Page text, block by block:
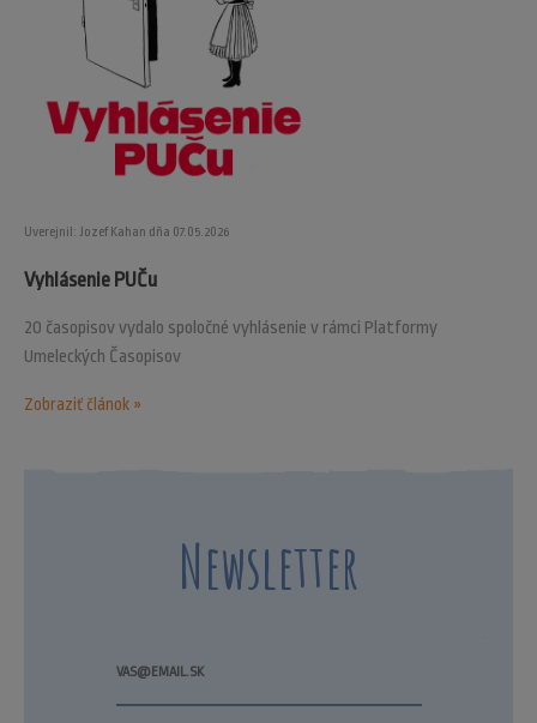
Uverejnil: Jozef Kahan dňa 07.05.2026
Vyhlásenie PUČu
20 časopisov vydalo spoločné vyhlásenie v rámci Platformy
Umeleckých Časopisov
Zobraziť článok »
Newsletter